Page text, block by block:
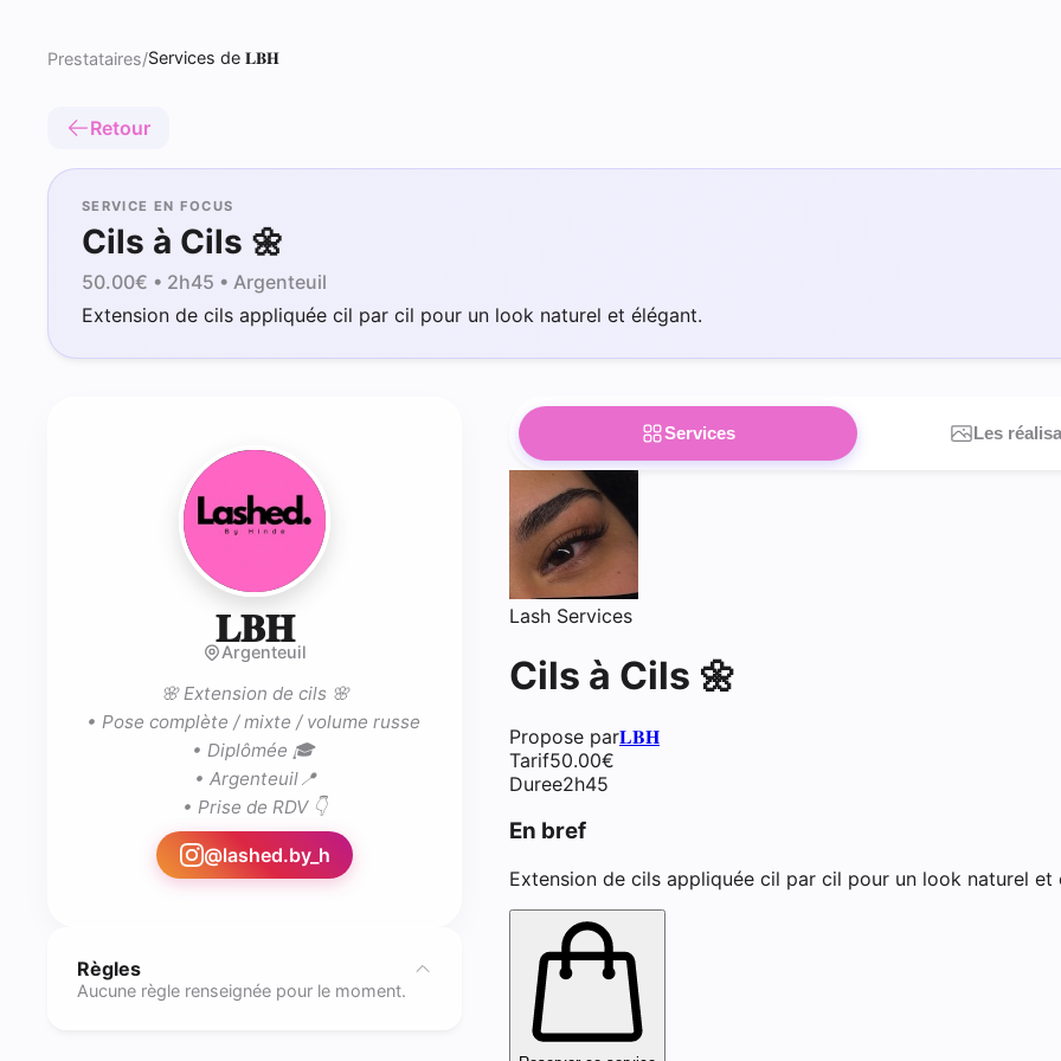
Prestataires/Services de 𝐋𝐁𝐇
Retour
SERVICE EN FOCUS
Cils à Cils 🌼
50.00€ • 2h45 • Argenteuil
Extension de cils appliquée cil par cil pour un look naturel et élégant.
𝐋𝐁𝐇- Lash tech (extensions de cils) à
Argenteuil
🌸 Extension de cils 🌸
• Pose complète / mixte / volume russe
• Diplômée 🎓
• Argenteuil📍
• Prise de RDV 👇
@lashed.by_h
Règles
Aucune règle renseignée pour le moment.
Services Les
Lash Services
Cils à Cils 🌼
Propose par𝐋𝐁𝐇
Tarif50.00€
Duree2h45
En bref
Extension de cils appliquée cil par cil pour un look naturel et